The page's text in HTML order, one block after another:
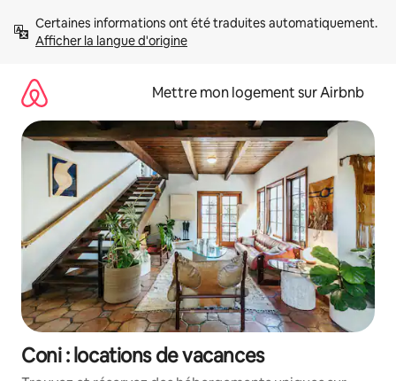
directement
Afficher la langue d'origine
Mettre mon logement sur Airbnb
Coni : locations de vacances